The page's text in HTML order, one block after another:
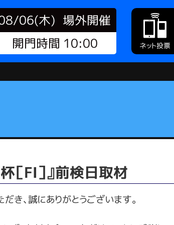
06(木) 場外開催
開門時間 10:00
ネット投票
［FⅠ］』前検日取材
き、誠にありがとうございます。